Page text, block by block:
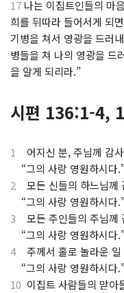
17 나는 이집트인들의 마
희를 뒤따라 들어서게 되
기병을 쳐서 영광을 드러
병들을 쳐 나의 영광을 드
을 알게 되리라.”
시편 136:1-4,
1 어지신 분, 주님께 감
“그의 사랑 영원하시다
2 모든 신들의 하느님께
“그의 사랑 영원하시다
3 모든 주인들의 주님께
“그의 사랑 영원하시다
4주께서 홀로 놀라운 일
“그의 사랑 영원하시다
10 이집트 사람들의 맏아